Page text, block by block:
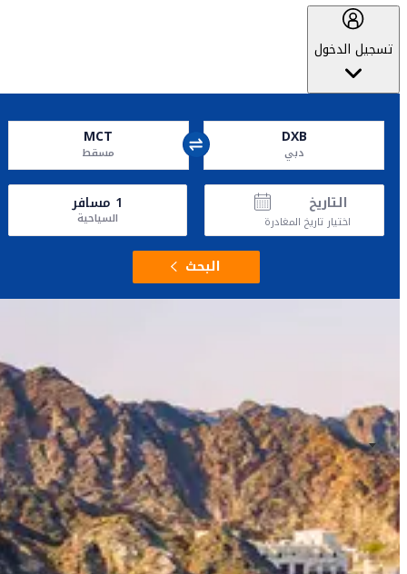
تسجيل الدخول
DXB
دبي
MCT
مسقط
التاريخ
اختيار تاريخ المغادرة
1 مسافر
السياحية
البحث